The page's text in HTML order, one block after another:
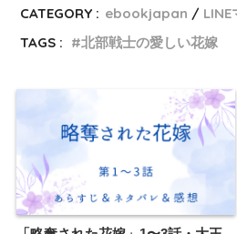
CATEGORY : ebookjapan LINE
TAGS :
北部戦士の愛しい花嫁